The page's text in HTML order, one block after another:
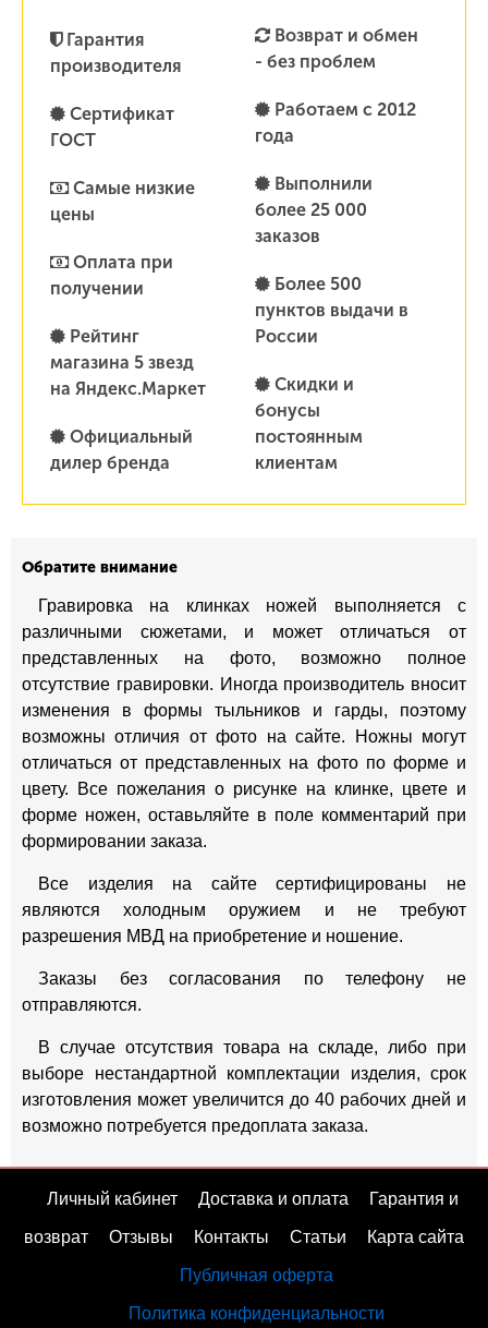
Гарантия
производителя
Сертификат
ГОСТ
Самые низкие
цены
Оплата при
получении
Рейтинг
магазина 5 звезд
на Яндекс.Маркет
Официальный
дилер бренда
Возврат и обмен
- без проблем
Работаем с 2012
года
Выполнили
более 25 000
заказов
Более 500
пунктов выдачи в
России
Скидки и
бонусы
постоянным
клиентам
Обратите внимание
Гравировка на клинках ножей выполняется с
различными сюжетами, и может отличаться от
представленных на фото, возможно полное
отсутствие гравировки. Иногда производитель вносит
изменения в формы тыльников и гарды, поэтому
возможны отличия от фото на сайте. Ножны могут
отличаться от представленных на фото по форме и
цвету. Все пожелания о рисунке на клинке, цвете и
форме ножен, оставьляйте в поле комментарий при
формировании заказа.
Все изделия на сайте сертифицированы не
являются холодным оружием и не требуют
разрешения МВД на приобретение и ношение.
Заказы без согласования по телефону не
отправляются.
В случае отсутствия товара на складе, либо при
выборе нестандартной комплектации изделия, срок
изготовления может увеличится до 40 рабочих дней и
возможно потребуется предоплата заказа.
Личный кабинет Доставка и оплата Гарантия и
возврат Отзывы Контакты Статьи Карта сайта
Публичная оферта
Политика конфиденциальности